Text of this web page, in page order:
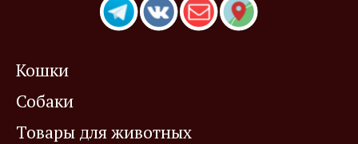
Кошки
Собаки
Товары для животных